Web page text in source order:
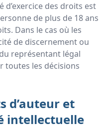
d’exercice des droits est
de plus de 18 ans
Dans le cas où les
de discernement ou
représentant légal
toutes les décisions
d’auteur et
intellectuelle